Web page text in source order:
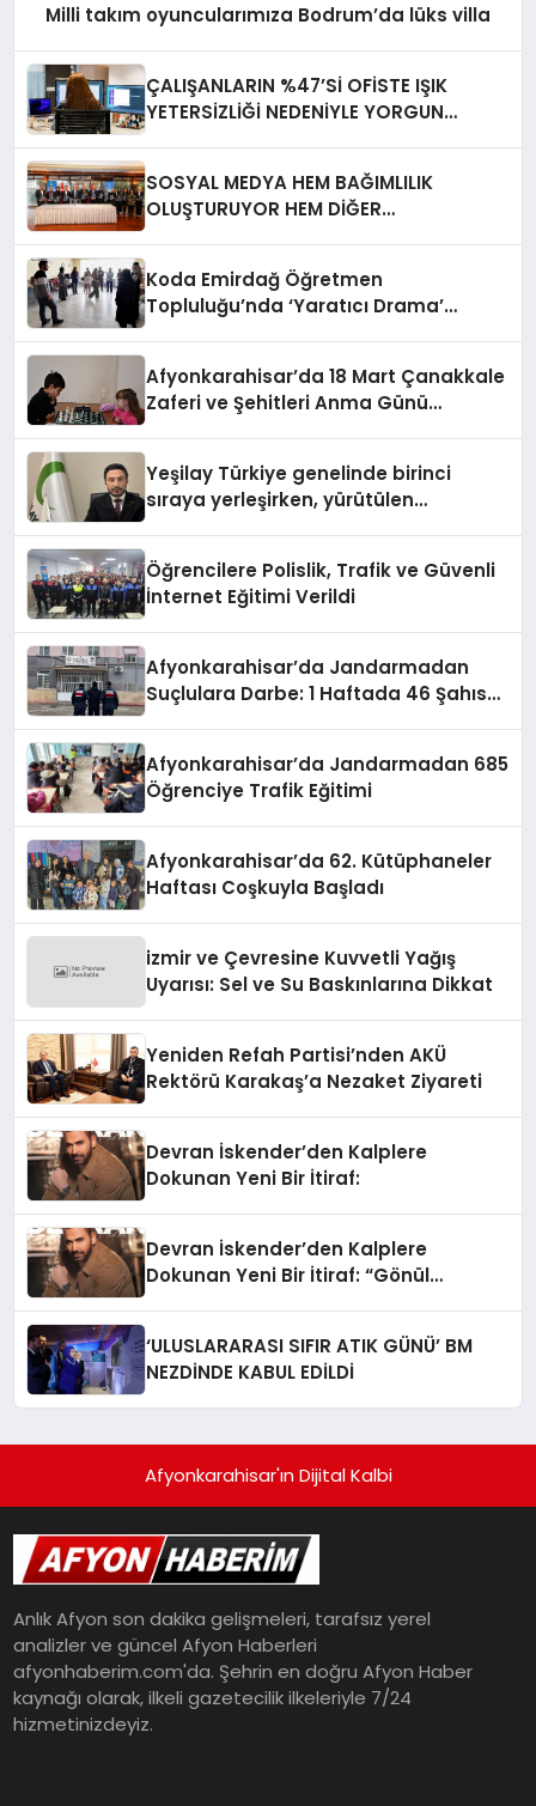
Milli takım oyuncularımıza Bodrum’da lüks villa
ÇALIŞANLARIN %47’Sİ OFİSTE IŞIK
YETERSİZLİĞİ NEDENİYLE YORGUN
SOSYAL MEDYA HEM BAĞIMLILIK
OLUŞTURUYOR HEM DİĞER
Koda Emirdağ Öğretmen
Topluluğu’nda ‘Yaratıcı Drama’
Afyonkarahisar’da 18 Mart Çanakkale
Zaferi ve Şehitleri Anma Günü
Yeşilay Türkiye genelinde birinci
sıraya yerleşirken, yürütülen
Öğrencilere Polislik, Trafik ve Güvenli
İnternet Eğitimi Verildi
Afyonkarahisar’da Jandarmadan
Suçlulara Darbe: 1 Haftada 46 Şahıs
Afyonkarahisar’da Jandarmadan 685
Öğrenciye Trafik Eğitimi
Afyonkarahisar’da 62. Kütüphaneler
Haftası Coşkuyla Başladı
izmir ve Çevresine Kuvvetli Yağış
Uyarısı: Sel ve Su Baskınlarına Dikkat
Yeniden Refah Partisi’nden AKÜ
Rektörü Karakaş’a Nezaket Ziyareti
Devran İskender’den Kalplere
Dokunan Yeni Bir İtiraf:
Devran İskender’den Kalplere
Dokunan Yeni Bir İtiraf: “Gönül
‘ULUSLARARASI SIFIR ATIK GÜNÜ’ BM
NEZDİNDE KABUL EDİLDİ
Afyonkarahisar'ın Dijital Kalbi
Anlık Afyon son dakika gelişmeleri, tarafsız yerel
analizler ve güncel Afyon Haberleri
afyonhaberim.com'da. Şehrin en doğru Afyon Haber
kaynağı olarak, ilkeli gazetecilik ilkeleriyle 7/24
hizmetinizdeyiz.